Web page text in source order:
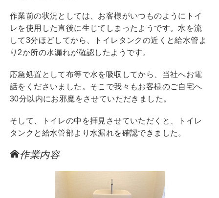
作業前の状況としては、お客様がいつものようにトイ
レを使用した直後に生じてしまったようです。水を流
して3分ほどしてから、トイレタンクの近くと給水管よ
り2か所の水漏れが確認したようです。
応急処置として布等で水を吸収してから、当社へお電
話をくださいました。そこで我々もお客様のご自宅へ
30分以内にお邪魔をさせていただきました。
そして、トイレの中を拝見させていただくと、トイレ
タンクと給水管部より水漏れを確認できました。
作業内容